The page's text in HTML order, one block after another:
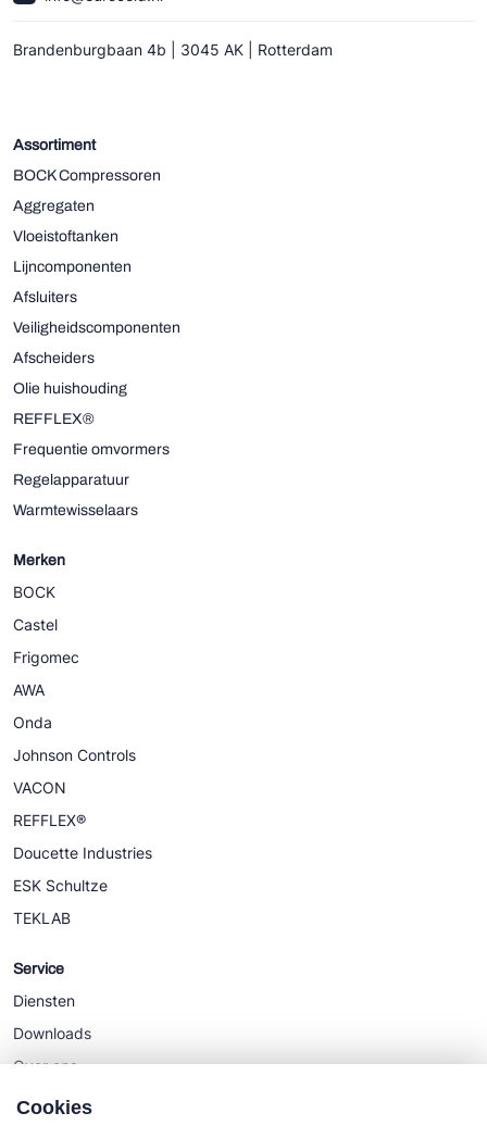
Brandenburgbaan 4b | 3045 AK | Rotterdam
Assortiment
BOCK Compressoren
Aggregaten
Vloeistoftanken
Lijncomponenten
Afsluiters
Veiligheidscomponenten
Afscheiders
Olie huishouding
REFFLEX®
Frequentie omvormers
Regelapparatuur
Warmtewisselaars
Merken
BOCK
Castel
Frigomec
AWA
Onda
Johnson Controls
VACON
REFFLEX®
Doucette Industries
ESK Schultze
TEKLAB
Service
Diensten
Downloads
Over ons
Nieuws
Cookies